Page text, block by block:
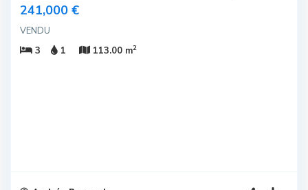
241,000 €
VENDU
3
1 113.00 m2